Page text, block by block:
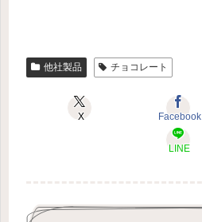
他社製品 チョコレート
X Facebook
LINE